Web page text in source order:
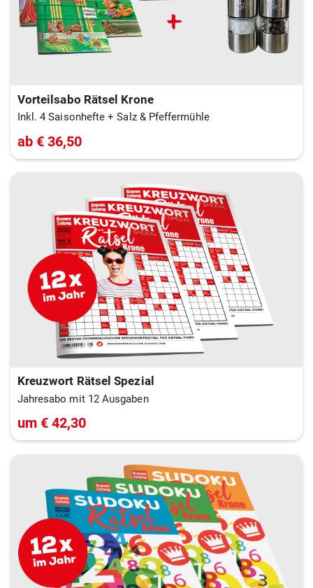
Vorteilsabo Rätsel Krone
Inkl. 4 Saisonhefte + Salz & Pfeffermühle
ab € 36,50
Kreuzwort Rätsel Spezial
Jahresabo mit 12 Ausgaben
um € 42,30